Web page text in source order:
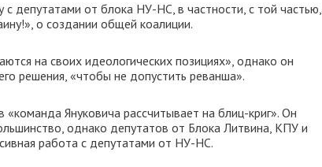
депутатами от блока НУ-НС, в частности, с той частью,
о создании общей коалиции.
на своих идеологических позициях», однако он
решения, «чтобы не допустить реванша».
Януковича рассчитывает на блиц-криг». Он
однако депутатов от Блока Литвина, КПУ и
работа с депутатами от НУ-НС.